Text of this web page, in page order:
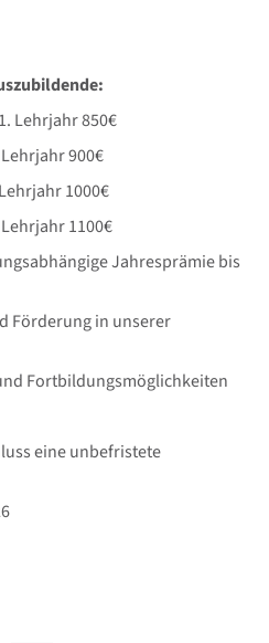
Lehrjahr 850€
900€
Jahresprämie bis
Förderung in unserer
Fortbildungsmöglichkeiten
eine unbefristete